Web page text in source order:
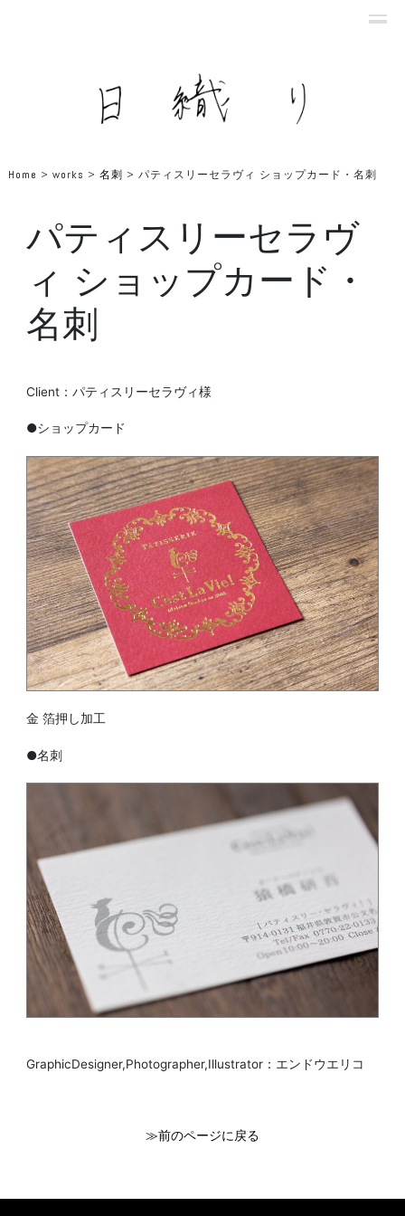
Home > works > 名刺 > パティスリーセラヴィ ショップカード・名刺
パティスリーセラヴ
ィ ショップカード・
名刺
Client：パティスリーセラヴィ様
●ショップカード
金 箔押し加工
●名刺
GraphicDesigner,Photographer,Illustrator：エンドウエリコ
≫前のページに戻る